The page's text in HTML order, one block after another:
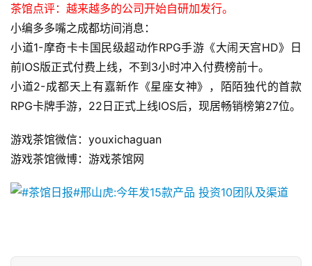
单
机
游
戏
闲
游
戏
5
茶馆点评：越来越多的公司开始自研加发行。
小编多多嘴之成都坊间消息：
小道1-摩奇卡卡国民级超动作RPG手游《大闹天宫HD》日
前IOS版正式付费上线，不到3小时冲入付费榜前十。
小道2-成都天上有嘉新作《星座女神》，陌陌独代的首款
RPG卡牌手游，22日正式上线IOS后，现居畅销榜第27位。
游戏茶馆微信：youxichaguan
游戏茶馆微博：游戏茶馆网